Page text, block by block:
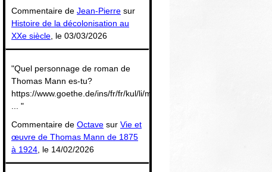
Commentaire de Jean-Pierre sur
Histoire de la décolonisation au
XXe siècle , le 03/03/2026
"Quel personnage de roman de
Thomas Mann es-tu?
https://www.goethe.de/ins/fr/fr/kul/li/man/26505642-.
... "
Commentaire de Octave sur Vie et
œuvre de Thomas Mann de 1875
à 1924 , le 14/02/2026